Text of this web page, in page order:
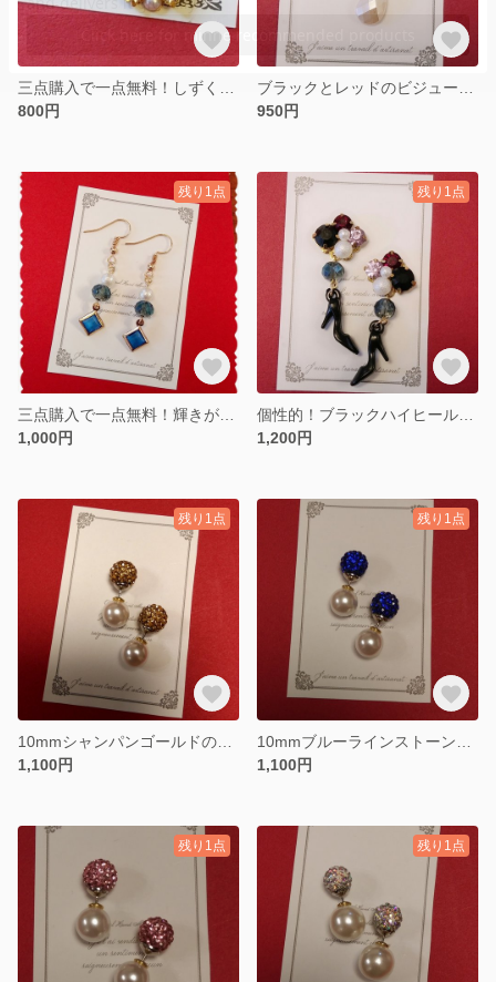
800円
950円
残り1点
1,000円
残り1点
1,200円
残り1点
1,100円
残り1点
1,100円
残り1点 残り1点